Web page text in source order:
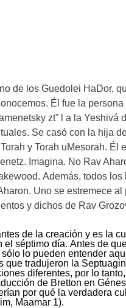
de los Guedolei HaDor,
Él fue la
zt” l a la Yeshivá
Se casó con la hija
y Torah uMesorah. Él
Imagina. No Rav
Además, todos
Uno se estremece
y dichos de Rav
de la creación y es la
séptimo día. Antes de
lo pueden entender
que tradujeron la
diferentes, por lo
de Bretton en
por qué la verdadera
Maamar 1).